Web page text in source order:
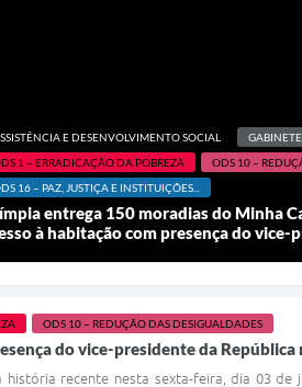
E DESENVOLVIMENTO SOCIAL GABINETE
1 – ERRADICAÇÃO DA POBREZA
ODS 10 –
16 – PAZ, JUSTIÇA E INSTITUIÇÕES...
entrega 150 moradias do Minha
à habitação com presença do vice-
ODS 10 – REDUÇÃO DAS DESIGUALDADES
do vice-presidente da
recente nesta sexta-feira, dia 03 de